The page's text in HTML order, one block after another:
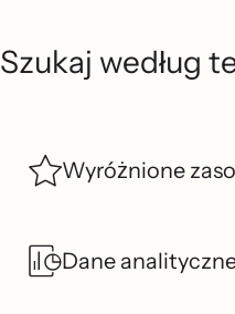
Szukaj według
Wyróżnione
Dane